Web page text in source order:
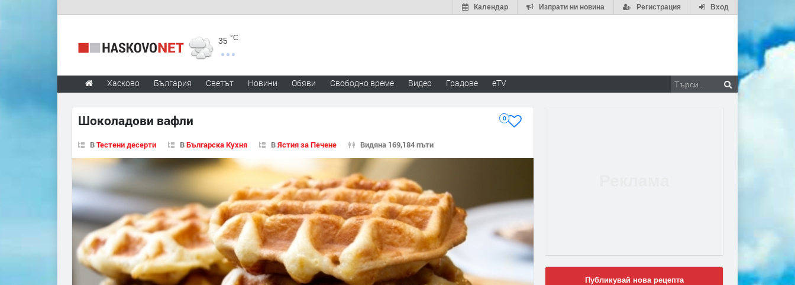
Вход
Регистрация
Изпрати ни новина
Календар
35 °C
Хасково България Светът Новини Обяви Свободно време Видео Градове eTV
Шоколадови вафли 0
ВТестени десерти ВБългарска Кухня ВЯстия за Печене Видяна 169,184 пъти
Публикувай нова рецепта